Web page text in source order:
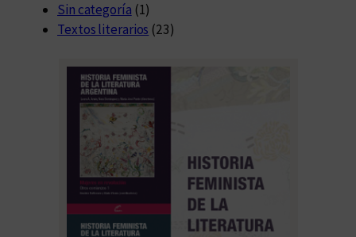
Sin categoría (1)
Textos literarios (23)